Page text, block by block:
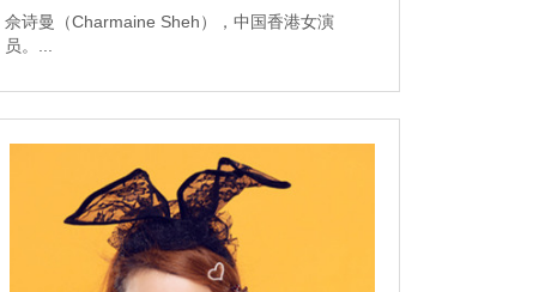
佘诗曼（Charmaine Sheh），中国香港女演
员。...